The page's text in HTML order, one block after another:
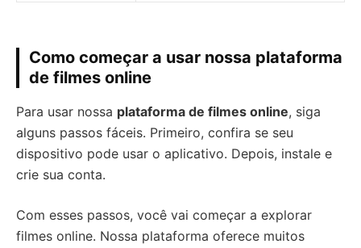
Como começar a usar nossa plataforma
de filmes online
Para usar nossa plataforma de filmes online, siga
alguns passos fáceis. Primeiro, confira se seu
dispositivo pode usar o aplicativo. Depois, instale e
crie sua conta.
Com esses passos, você vai começar a explorar
filmes online. Nossa plataforma oferece muitos